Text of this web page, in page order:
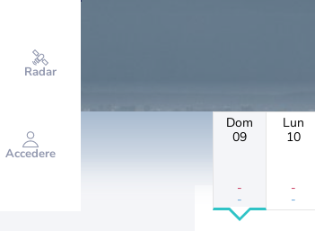
Radar
Accedere
Dom
09
-
-
Lun
10
-
-